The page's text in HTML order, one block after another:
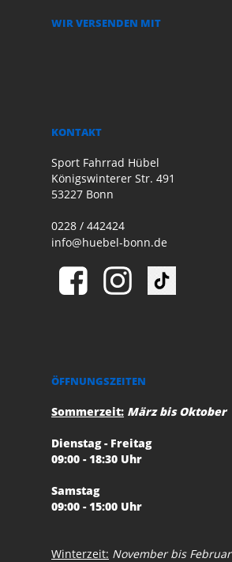
WIR VERSENDEN MIT
KONTAKT
Sport Fahrrad Hübel
Königswinterer Str. 491
53227 Bonn
0228 / 442424
info@huebel-bonn.de
ÖFFNUNGSZEITEN
Sommerzeit: März bis Oktober
Dienstag - Freitag
09:00 - 18:30 Uhr
Samstag
09:00 - 15:00 Uhr
Winterzeit: November bis Februar